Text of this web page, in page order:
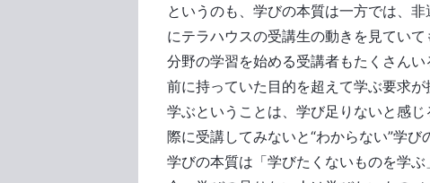
というのも、学びの本質は一方では、
にテラハウスの受講生の動きを見てい
分野の学習を始める受講者もたくさん
前に持っていた目的を超えて学ぶ要求
学ぶということは、学び足りないと感
際に受講してみないと“わからない”学び
学びの本質は「学びたくないものを学